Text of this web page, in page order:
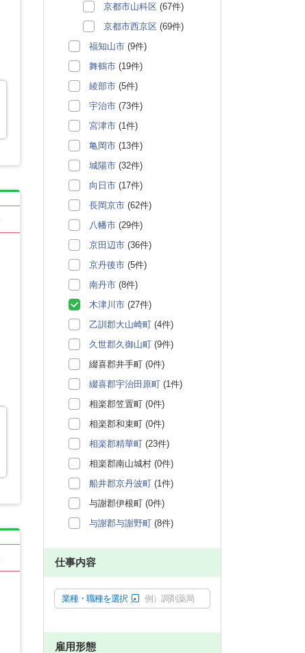
京都市山科区 (67件)
京都市西京区 (69件)
福知山市 (9件)
舞鶴市 (19件)
綾部市 (5件)
宇治市 (73件)
宮津市 (1件)
亀岡市 (13件)
城陽市 (32件)
向日市 (17件)
長岡京市 (62件)
八幡市 (29件)
京田辺市 (36件)
京丹後市 (5件)
南丹市 (8件)
木津川市 (27件)
乙訓郡大山崎町 (4件)
久世郡久御山町 (9件)
綴喜郡井手町 (0件)
綴喜郡宇治田原町 (1件)
相楽郡笠置町 (0件)
相楽郡和束町 (0件)
相楽郡精華町 (23件)
相楽郡南山城村 (0件)
船井郡京丹波町 (1件)
与謝郡伊根町 (0件)
与謝郡与謝野町 (8件)
仕事内容
業種・職種を選択 例）調剤薬局
雇用形態